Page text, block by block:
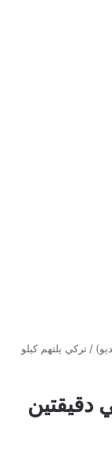
/ تركي يلتهم كيلو
دقيقتين